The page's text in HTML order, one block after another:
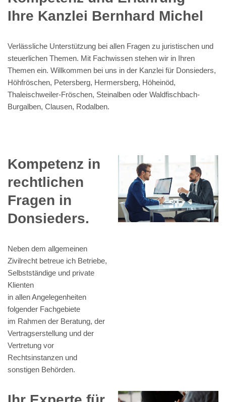
Ihre Kanzlei Bernhard Michel
Verlässliche Unterstützung bei allen Fragen zu juristischen und
steuerlichen Themen. Mit Fachwissen stehen wir in Ihren
Themen ein. Willkommen bei uns in der Kanzlei für Donsieders,
Höhfröschen, Petersberg, Hermersberg, Höheinöd,
Thaleischweiler-Fröschen, Steinalben oder Waldfischbach-
Burgalben, Clausen, Rodalben.
Kompetenz in
rechtlichen
Fragen in
Donsieders.
Neben dem allgemeinen
Zivilrecht betreue ich Betriebe,
Selbstständige und private
Klienten
in allen Angelegenheiten
folgender Fachgebiete
im Rahmen der Beratung, der
Vertragserstellung und der
Vertretung vor
Rechtsinstanzen und
sonstigen Behörden.